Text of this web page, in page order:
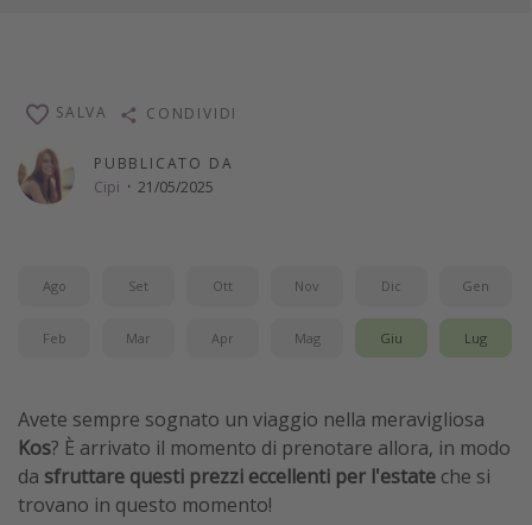
PUBBLICATO DA
Cipi · 21/05/2025
SALVA CONDIVIDI
Ago Set Ott Nov Dic Gen
Feb Mar Apr Mag Giu Lug
Avete sempre sognato un viaggio nella meravigliosa
Kos? È arrivato il momento di prenotare allora, in modo
da sfruttare questi prezzi eccellenti per l'estate che si
trovano in questo momento!